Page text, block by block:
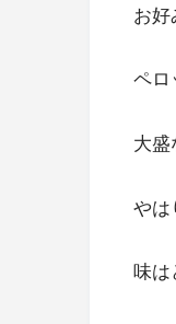
お好
ペロ
大盛
やは
味は